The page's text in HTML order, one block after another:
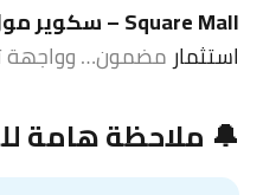
Square Mall – سكوير مول
استثمار مضمون… وواجهة
🔔 ملاحظة هامة